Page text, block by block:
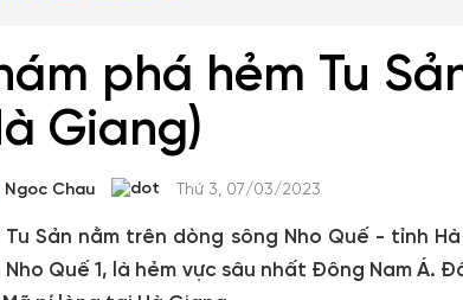
phá hẻm Tu
Giang)
Ngoc Chau Thứ 3, 07/03/2023
Tu Sản nằm trên dòng sông Nho Quế - tỉnh Hà
Nho Quế 1, là hẻm vực sâu nhất Đông Nam Á.